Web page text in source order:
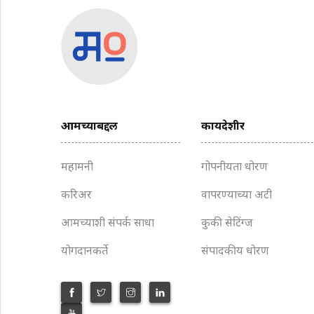
आमच्याबद्दल
महामनी
करिअर
आमच्याशी संपर्क साधा
योगदानकर्ते
कायदेशीर
गोपनीयता धोरण
वापरण्याच्या अटी
कुकी सेटिंग्ज
संपादकीय धोरण